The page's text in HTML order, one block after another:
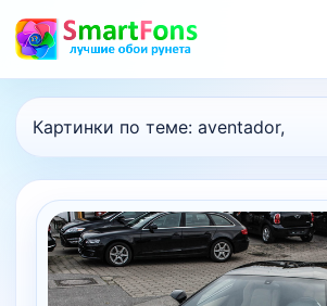
Картинки по теме: aventador,